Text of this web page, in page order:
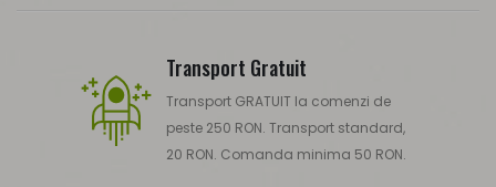
Transport Gratuit
Transport GRATUIT la comenzi de
peste 250 RON. Transport standard,
20 RON. Comanda minima 50 RON.